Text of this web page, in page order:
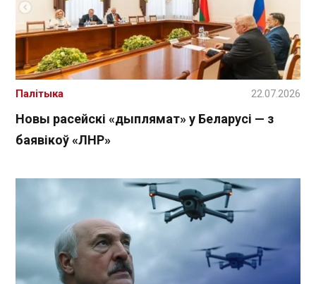
Новы расейскі «дыплямат» у Беларусі — з
баявікоў «ЛНР»
Палітыка 22.07.2026